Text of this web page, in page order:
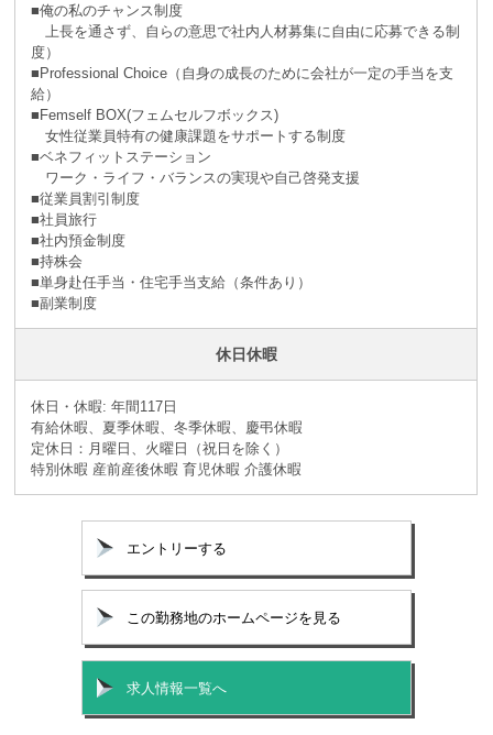
■俺の私のチャンス制度
上長を通さず、自らの意思で社内人材募集に自由に応募できる制
度）
■Professional Choice（自身の成長のために会社が⼀定の手当を支
給）
■Femself BOX(フェムセルフボックス)
女性従業員特有の健康課題をサポートする制度
■ベネフィットステーション
ワーク・ライフ・バランスの実現や自己啓発支援
■従業員割引制度
■社員旅⾏
■社内預⾦制度
■持株会
■単身赴任手当・住宅手当支給（条件あり）
■副業制度
休日休暇
休日・休暇: 年間117日
有給休暇、夏季休暇、冬季休暇、慶弔休暇
定休日：月曜日、火曜日（祝日を除く）
特別休暇 産前産後休暇 育児休暇 介護休暇
エントリーする
この勤務地のホームページを見る
求人情報一覧へ